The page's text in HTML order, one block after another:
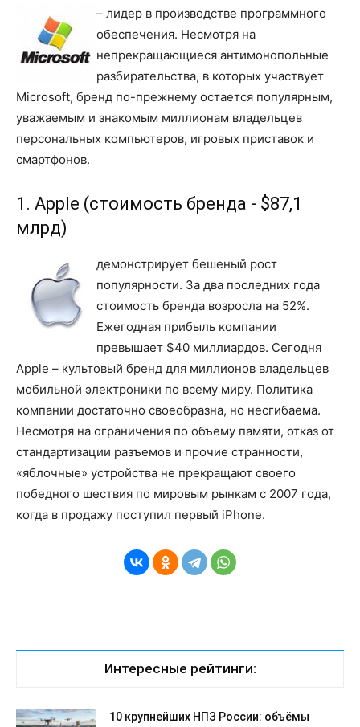
– лидер в производстве программного
обеспечения. Несмотря на
непрекращающиеся антимонопольные
разбирательства, в которых участвует
Microsoft, бренд по-прежнему остается популярным,
уважаемым и знакомым миллионам владельцев
персональных компьютеров, игровых приставок и
смартфонов.
1. Apple (стоимость бренда - $87,1
млрд)
демонстрирует бешеный рост
популярности. За два последних года
стоимость бренда возросла на 52%.
Ежегодная прибыль компании
превышает $40 миллиардов. Сегодня
Apple – культовый бренд для миллионов владельцев
мобильной электроники по всему миру. Политика
компании достаточно своеобразна, но несгибаема.
Несмотря на ограничения по объему памяти, отказ от
стандартизации разъемов и прочие странности,
«яблочные» устройства не прекращают своего
победного шествия по мировым рынкам с 2007 года,
когда в продажу поступил первый iPhone.
Интересные рейтинги:
10 крупнейших НПЗ России: объёмы